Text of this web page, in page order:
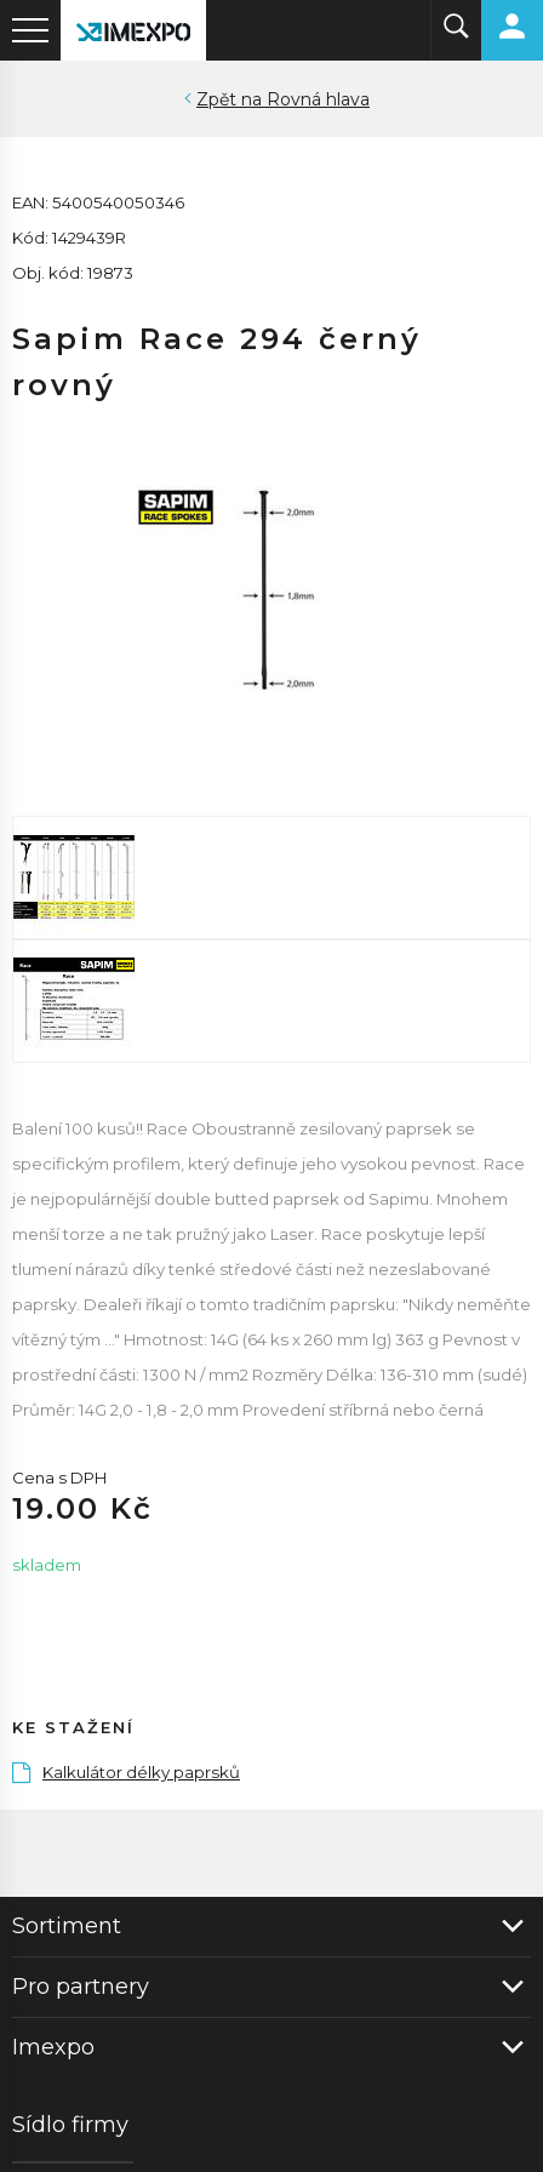
Rovná hlava
EAN: 5400540050346
Kód: 1429439R
Obj. kód: 19873
Sapim Race 294 černý
rovný
Balení 100 kusů!! Race Oboustranně zesilovaný paprsek se
specifickým profilem, který definuje jeho vysokou pevnost. Race
je nejpopulárnější double butted paprsek od Sapimu. Mnohem
menší torze a ne tak pružný jako Laser. Race poskytuje lepší
tlumení nárazů díky tenké středové části než nezeslabované
paprsky. Dealeři říkají o tomto tradičním paprsku: "Nikdy neměňte
vítězný tým ..." Hmotnost: 14G (64 ks x 260 mm lg) 363 g Pevnost v
prostřední části: 1300 N / mm2 Rozměry Délka: 136-310 mm (sudé)
Průměr: 14G 2,0 - 1,8 - 2,0 mm Provedení stříbrná nebo černá
Cena s DPH
19.00 Kč
skladem
KE STAŽENÍ
Kalkulátor délky paprsků
Sortiment
Pro partnery
Imexpo
Sídlo firmy